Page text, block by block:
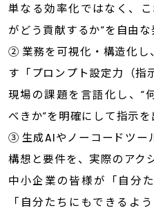
単なる効率化ではなく、
がどう貢献するか”を自由
② 業務を可視化・構造化し
す「プロンプト設定力（指
現場の課題を言語化し、“
べきか”を明確にして指示を
③ 生成AIやノーコードツー
構想と要件を、実際のアク
中小企業の皆様が「自分
「自分たちにもできるよ